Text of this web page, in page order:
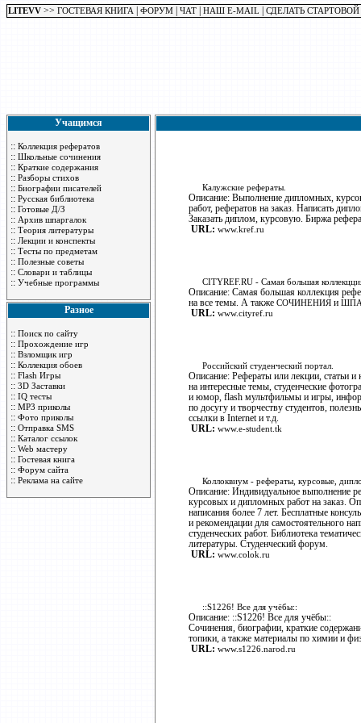
LITEVV >> ГОСТЕВАЯ КНИГА ФОРУМ ЧАТ НАШ E-MAIL СДЕЛАТЬ СТАРТОВОЙ
Учащимся
:: Коллекция рефератов
:: Школьные сочинения
:: Краткие содержания
:: Разборы стихов
:: Биографии писателей
:: Русская библиотека
:: Готовые Д/З
:: Архив шпаргалок
:: Теория литературы
:: Лекции и конспекты
:: Тесты по предметам
:: Полезные советы
:: Словари и таблицы
:: Учебные программы
Разное
:: Поиск по сайту
:: Прохождение игр
:: Взломщик игр
:: Коллекция обоев
:: Flash Игры
:: 3D Заставки
:: IQ тесты
:: MP3 приколы
:: Фото приколы
:: Отправка SMS
:: Каталог ссылок
:: Web мастеру
:: Гостевая книга
:: Форум сайта
:: Реклама на сайте
Калужские рефераты.
Описание: Выполнение дипломных,
работ, рефератов на заказ. Написать
Заказать диплом, курсовую. Биржа
URL: www.kref.ru
CITYREF.RU - Самая большая
Описание: Самая большая коллекция
на все темы. А также СОЧИНЕНИЯ и
URL: www.cityref.ru
Российский студенческий портал.
Описание: Рефераты или лекции, статьи и
на интересные темы, студенческие
и юмор, flash мультфильмы и игры,
по досугу и творчеству студентов,
ссылки в Internet и т.д.
URL: www.e-student.tk
Коллоквиум - рефераты, курсовые,
Описание: Индивидуальное выполнение
курсовых и дипломных работ на заказ.
написания более 7 лет. Бесплатные
и рекомендации для самостоятельного
студенческих работ. Библиотека
литературы. Студенческий форум.
URL: www.colok.ru
::S1226! Все для учёбы::
Описание: ::S1226! Все для учёбы::
Сочинения, биографии, краткие
топики, а также материалы по химии и
URL: www.s1226.narod.ru